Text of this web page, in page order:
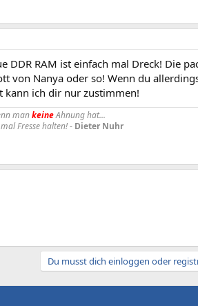
DDR RAM ist einfach mal Dreck! Die
von Nanya oder so! Wenn du
kann ich dir nur zustimmen!
mankeineAhnung hat...
Fresse halten!- Dieter Nuhr
Du musst dich einloggen oder